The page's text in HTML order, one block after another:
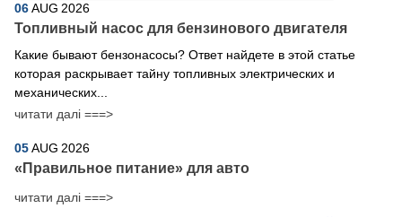
06AUG 2026
Топливный насос для бензинового двигателя
Какие бывают бензонасосы? Ответ найдете в этой статье
которая раскрывает тайну топливных электрических и
механических...
читати далі ===>
05AUG 2026
​«Правильное питание» для авто
читати далі ===>